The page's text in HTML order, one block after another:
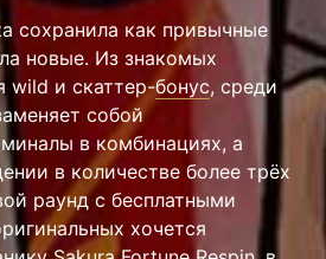
сохранила как привычные
новые. Из знакомых
wild и скаттер-бонус, среди
собой
в комбинациях, а
в количестве более трёх
раунд с бесплатными
хочется